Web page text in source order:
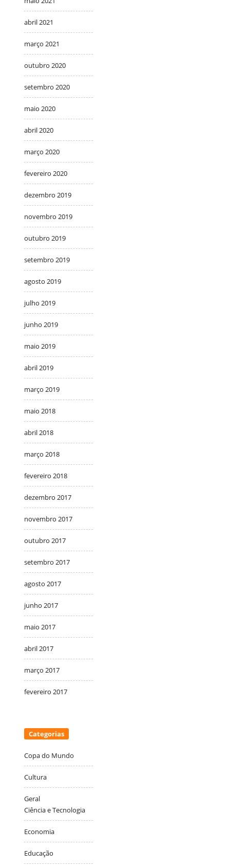
abril 2021
março 2021
outubro 2020
setembro 2020
maio 2020
abril 2020
março 2020
fevereiro 2020
dezembro 2019
novembro 2019
outubro 2019
setembro 2019
agosto 2019
julho 2019
junho 2019
maio 2019
abril 2019
março 2019
maio 2018
abril 2018
março 2018
fevereiro 2018
dezembro 2017
novembro 2017
outubro 2017
setembro 2017
agosto 2017
junho 2017
maio 2017
abril 2017
março 2017
fevereiro 2017
Categorias
Copa do Mundo
Cultura
Geral
Ciência e Tecnologia
Economia
Educação